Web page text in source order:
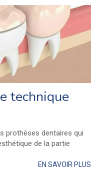
technique
prothèses dentaires qui
de la partie
EN SAVOIR PLUS